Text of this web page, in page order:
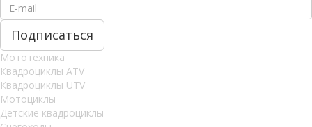
Мототехника
Квадроциклы ATV
Квадроциклы UTV
Мотоциклы
Детские квадроциклы